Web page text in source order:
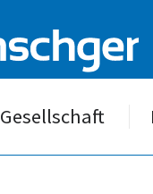
Gesellschaft